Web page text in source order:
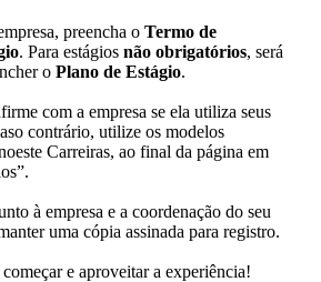
preencha o Termo de
. Para estágios não obrigatórios, será
o Plano de Estágio.
com a empresa se ela utiliza seus
contrário, utilize os modelos
Carreiras, ao final da página em
à empresa e a coordenação do seu
uma cópia assinada para registro.
e aproveitar a experiência!